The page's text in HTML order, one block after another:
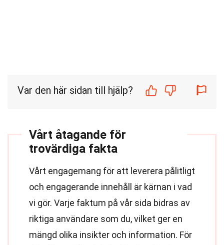
Var den här sidan till hjälp?
Vårt åtagande för
trovärdiga fakta
Vårt engagemang för att leverera pålitligt
och engagerande innehåll är kärnan i vad
vi gör. Varje faktum på vår sida bidras av
riktiga användare som du, vilket ger en
mängd olika insikter och information. För